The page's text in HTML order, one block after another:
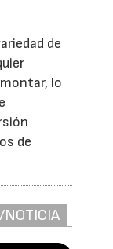
de
lo
de
NOTICIA